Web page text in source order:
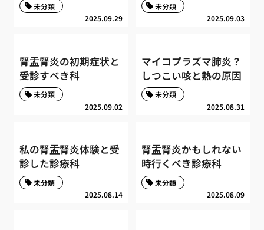
2025.09.29
未分類
2025.09.03
未分類
腎盂腎炎の初期症状と
受診すべき科
2025.09.02
未分類
マイコプラズマ肺炎？
しつこい咳と熱の原因
2025.08.31
未分類
私の腎盂腎炎体験と受
診した診療科
2025.08.14
未分類
腎盂腎炎かもしれない
時行くべき診療科
2025.08.09
未分類